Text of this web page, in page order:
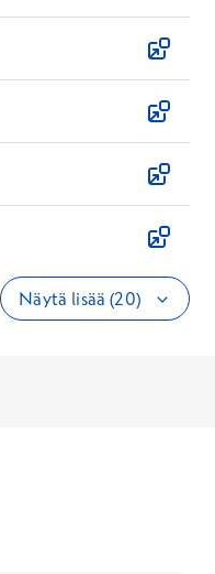
Näytä lisää (20)